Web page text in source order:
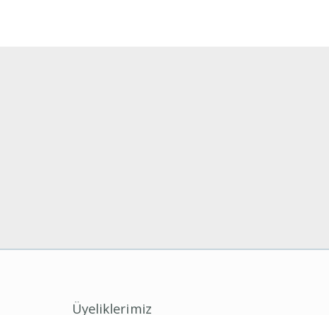
Üyeliklerimiz